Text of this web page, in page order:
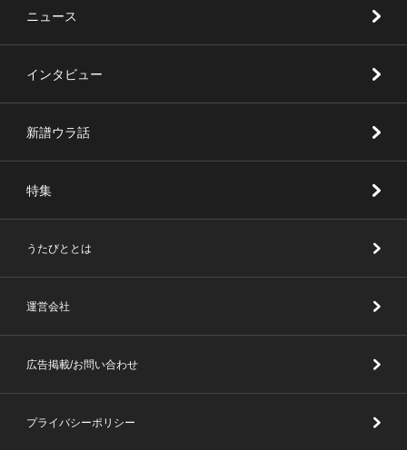
ニュース
インタビュー
新譜ウラ話
特集
うたびととは
運営会社
広告掲載/お問い合わせ
プライバシーポリシー